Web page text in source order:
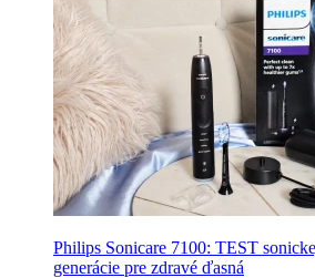
Philips Sonicare 7100: TEST
generácie pre zdravé ďasná